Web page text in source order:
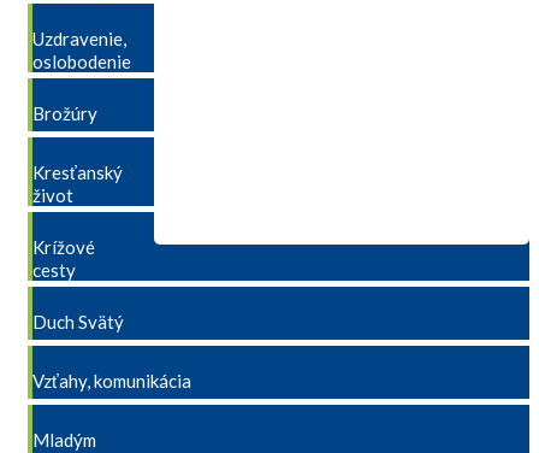
Uzdravenie,
oslobodenie
Brožúry
Kresťanský
život
Krížové
cesty
Duch Svätý
Vzťahy, komunikácia
Mladým